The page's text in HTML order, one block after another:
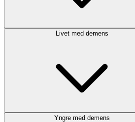
Livet med demens
Yngre med demens